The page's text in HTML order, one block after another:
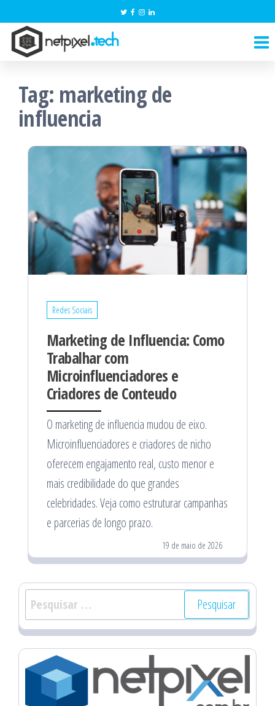
para
Tag: marketing de
influencia
Redes Sociais
Marketing de Influencia: Como
Trabalhar com
Microinfluenciadores e
Criadores de Conteudo
O marketing de influencia mudou de eixo.
Microinfluenciadores e criadores de nicho
oferecem engajamento real, custo menor e
mais credibilidade do que grandes
celebridades. Veja como estruturar campanhas
e parcerias de longo prazo.
19 de maio de 2026
Pesquisar
por: